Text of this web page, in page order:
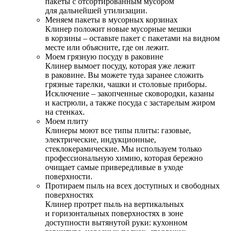
для дальнейшей утилизации.
Меняем пакеты в мусорных корзинах
Клинер положит новые мусорные мешки
в корзины – оставьте пакет с пакетами на видном
месте или объясните, где он лежит.
Моем грязную посуду в раковине
Клинер вымоет посуду, которая уже лежит
в раковине. Вы можете туда заранее сложить
грязные тарелки, чашки и столовые приборы.
Исключение – закопченные сковородки, казаны
и кастрюли, а также посуда с застарелым жиром
на стенках.
Моем плиту
Клинеры моют все типы плиты: газовые,
электрические, индукционные,
стеклокерамические. Мы используем только
профессиональную химию, которая бережно
очищает самые привередливые в уходе
поверхности.
Протираем пыль на всех доступных и свободных
поверхностях
Клинер протрет пыль на вертикальных
и горизонтальных поверхностях в зоне
доступности вытянутой руки: кухонном